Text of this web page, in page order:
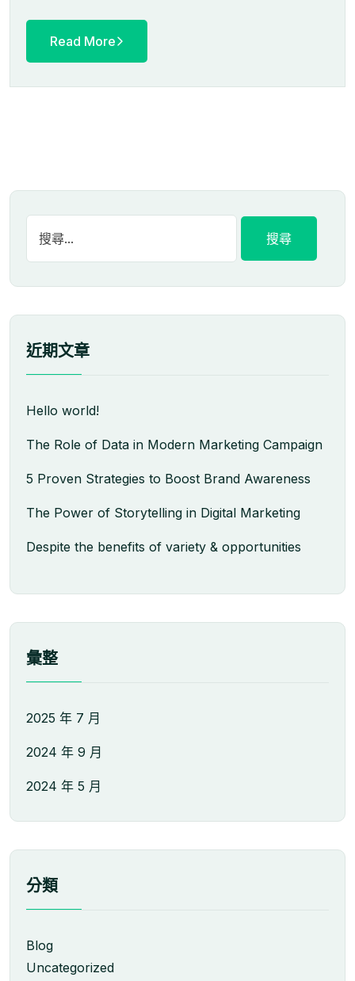
Read More
近期文章
Hello world!
The Role of Data in Modern Marketing Campaign
5 Proven Strategies to Boost Brand Awareness
The Power of Storytelling in Digital Marketing
Despite the benefits of variety & opportunities
彙整
2025 年 7 月
2024 年 9 月
2024 年 5 月
分類
Blog
Uncategorized